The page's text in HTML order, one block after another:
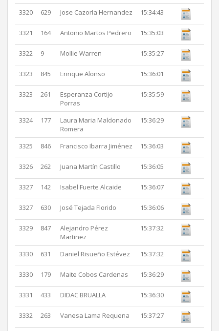
3320 629 Jose Cazorla Hernandez 15:34:43
3321 164 Antonio Martos Pedrero 15:35:03
3322 9 Mollie Warren 15:35:27
3323 845 Enrique Alonso 15:36:01
3323 261
Esperanza Cortijo
Porras
15:35:59
3324 177
Laura Maria Maldonado
Romera
15:36:29
3325 846 Francisco Ibarra Jiménez 15:36:03
3326 262 Juana Martín Castillo 15:36:05
3327 142 Isabel Fuerte Alcaide 15:36:07
3327 630 José Tejada Florido 15:36:06
3329 847
Alejandro Pérez
Martinez
15:37:32
3330 631 Daniel Risueño Estévez 15:37:32
3330 179 Maite Cobos Cardenas 15:36:29
3331 433 DIDAC BRUALLA 15:36:30
3332 263 Vanesa Lama Requena 15:37:27